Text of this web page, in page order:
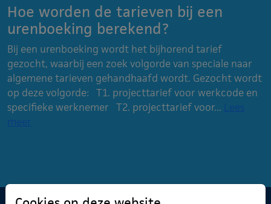
Hoe worden de tarieven bij een
urenboeking berekend?
Bij een urenboeking wordt het bijhorend tarief
gezocht, waarbij een zoek volgorde van speciale naar
algemene tarieven gehandhaafd wordt. Gezocht wordt
op deze volgorde: T1. projecttarief voor werkcode en
specifieke werknemer T2. projecttarief voor... Lees
meer